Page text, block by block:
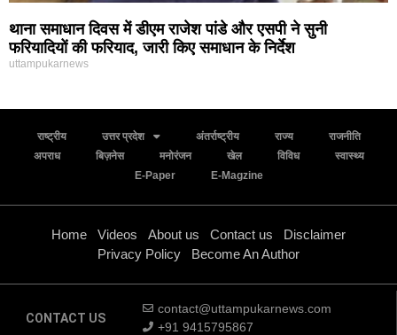
थाना समाधान दिवस में डीएम राजेश पांडे और एसपी ने सुनी
फरियादियों की फरियाद, जारी किए समाधान के निर्देश
uttampukarnews
राष्ट्रीय उत्तर प्रदेश अंतर्राष्ट्रीय राज्य
राजनीति
अपराध
बिज़नेस मनोरंजन खेल विविध
स्वास्थ्य
E-Paper
E-Magzine
Home Videos About us Contact us
Disclaimer
Privacy Policy
Become An Author
CONTACT US
contact@uttampukarnews.com
+91 9415795867